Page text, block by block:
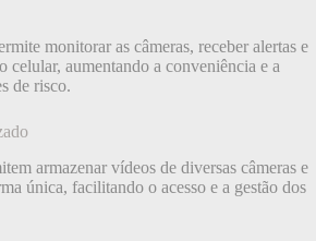
monitorar as câmeras, receber alertas e
celular, aumentando a conveniência e a
de risco.
armazenar vídeos de diversas câmeras e
única, facilitando o acesso e a gestão dos